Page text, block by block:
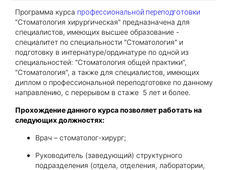
Программа курса профессиональной переподготовки
"Стоматология хирургическая" предназначена для
специалистов, имеющих высшее образование -
специалитет по специальности "Стоматология" и
подготовку в интернатуре/ординатуре по одной из
специальностей: “Стоматология общей практики”,
“Стоматология”, а также для специалистов, имеющих
диплом о профессиональной переподготовке по данному
направлению, с перерывом в стаже 5 лет и более.
Прохождение данного курса позволяет работать на
следующих должностях:
Врач – стоматолог-хирург;
Руководитель (заведующий) структурного
подразделения (отдела, отделения, лаборатории,
Получить консультацию
Даю согласие наобработку персональных
данныхи e-mail рассылку
Приложите документы
Получить консультацию
обработку персональных
данныхиe-mail рассылку
данныхиe-mail рассылку